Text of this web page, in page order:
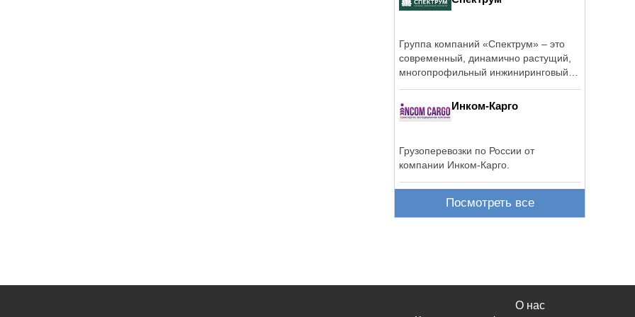
Группа компаний «Спектрум» – это
современный, динамично растущий,
многопрофильный инжиниринговый
Инком-Карго
Грузоперевозки по России от
компании Инком-Карго.
Посмотреть все
О нас